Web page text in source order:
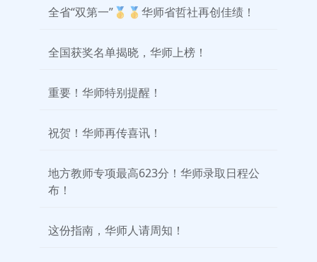
全省“双第一”🥇🥇华师省哲社再创佳绩！
全国获奖名单揭晓，华师上榜！
重要！华师特别提醒！
祝贺！华师再传喜讯！
地方教师专项最高623分！华师录取日程公
布！
这份指南，华师人请周知！